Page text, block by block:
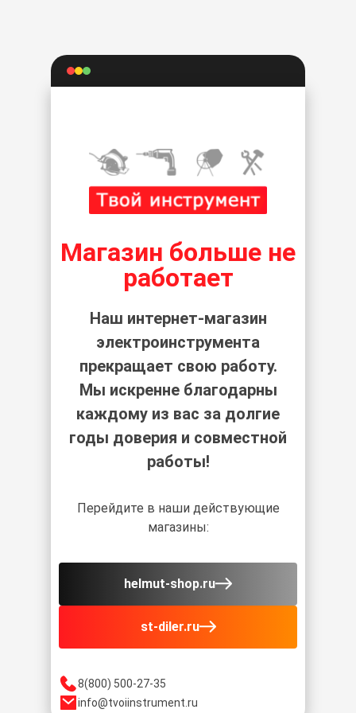
8(800) 500-27-35
info@tvoiinstrument.ru
Магазин больше не
работает
Наш интернет-магазин
электроинструмента
прекращает свою работу.
Мы искренне благодарны
каждому из вас за долгие
годы доверия и совместной
работы!
Перейдите в наши действующие
магазины:
helmut-shop.ru
st-diler.ru